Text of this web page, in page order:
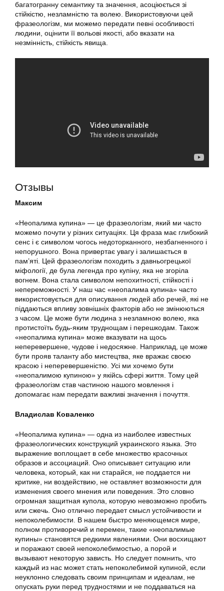
багатогранну семантику та значення, асоціюється зі
стійкістю, незламністю та волею. Використовуючи цей
фразеологізм, ми можемо передати певні особливості
людини, оцінити її вольові якості, або вказати на
незмінність, стійкість явища.
Отзывы
Максим
«Неопалима купина» — це фразеологізм, який ми часто
можемо почути у різних ситуаціях. Ця фраза має глибокий
сенс і є символом чогось недоторканного, незбагненного і
непорушного. Вона привертає увагу і залишається в
пам’яті. Цей фразеологізм походить з давньогрецької
міфології, де була легенда про купіну, яка не згоріла
вогнем. Вона стала символом непохитності, стійкості і
непереможності. У наш час «неопалима купина» часто
використовується для описування людей або речей, які не
піддаються впливу зовнішніх факторів або не змінюються
з часом. Це може бути людина з незламною волею, яка
протистоїть будь-яким труднощам і перешкодам. Також
«неопалима купина» може вказувати на щось
неперевершене, чудове і недосяжне. Наприклад, це може
бути прояв таланту або мистецтва, яке вражає своєю
красою і неперевершеністю. Усі ми хочемо бути
«неопалимою купиною» у якійсь сфері життя. Тому цей
фразеологізм став частиною нашого мовлення і
допомагає нам передати важливі значення і почуття.
Владислав Коваленко
«Неопалима купина» — одна из наиболее известных
фразеологических конструкций украинского языка. Это
выражение воплощает в себе множество красочных
образов и ассоциаций. Оно описывает ситуацию или
человека, который, как ни старайся, не поддается ни
критике, ни воздействию, не оставляет возможности для
изменения своего мнения или поведения. Это словно
огромная защитная купола, которую невозможно пробить
или сжечь. Оно отлично передает смысл устойчивости и
непоколебимости. В нашем быстро меняющемся мире,
полном противоречий и перемен, такие «неопалимые
купины» становятся редкими явлениями. Они восхищают
и поражают своей непоколебимостью, а порой и
вызывают некоторую зависть. Но следует помнить, что
каждый из нас может стать непоколебимой купиной, если
неуклонно следовать своим принципам и идеалам, не
опускать руки перед трудностями и не поддаваться на